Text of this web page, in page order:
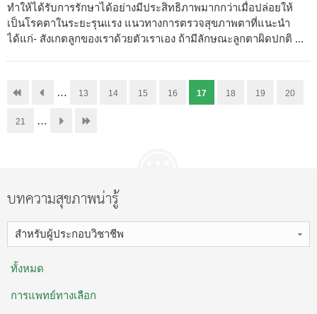
ทำให้ได้รับการรักษาได้อย่างมีประสิทธิภาพมากกว่าเมื่อปล่อยให้
เป็นโรคตาในระยะรุนแรง แนวทางการตรวจสุขภาพตาที่แนะนำ
ได้แก่- สังเกตลูกของเราด้วยตัวเราเอง ถ้ามีลักษณะลูกตาผิดปกติ ...
… 13 14 15 16 17 18 19 20
21 …
บทความสุขภาพน่ารู้
สำหรับผู้ประกอบวิชาชีพ
ทั้งหมด
การแพทย์ทางเลือก